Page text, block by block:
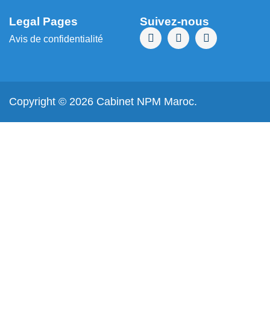
Legal Pages
Avis de confidentialité
Suivez-nous
Copyright © 2026 Cabinet NPM Maroc.